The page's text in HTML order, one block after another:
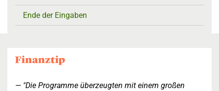
Ende der Eingaben
"Die Programme überzeugten mit einem großen